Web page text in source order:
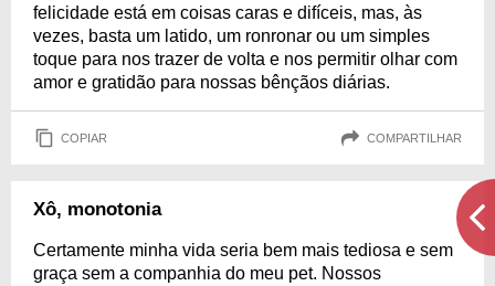
felicidade está em coisas caras e difíceis, mas, às
vezes, basta um latido, um ronronar ou um simples
toque para nos trazer de volta e nos permitir olhar com
amor e gratidão para nossas bênçãos diárias.
COPIAR COMPARTILHAR
Xô, monotonia
Certamente minha vida seria bem mais tediosa e sem
graça sem a companhia do meu pet. Nossos